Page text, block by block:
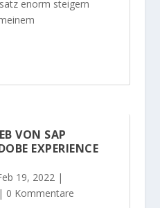
enorm steigern
VON SAP
EXPERIENCE
19, 2022 |
Kommentare